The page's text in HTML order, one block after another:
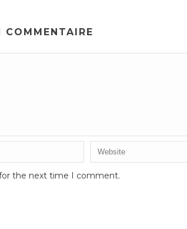
COMMENTAIRE
the next time I comment.